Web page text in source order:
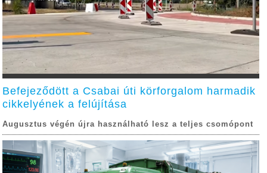
Befejeződött a Csabai úti körforgalom harmadik
cikkelyének a felújítása
Augusztus végén újra használható lesz a teljes csomópont